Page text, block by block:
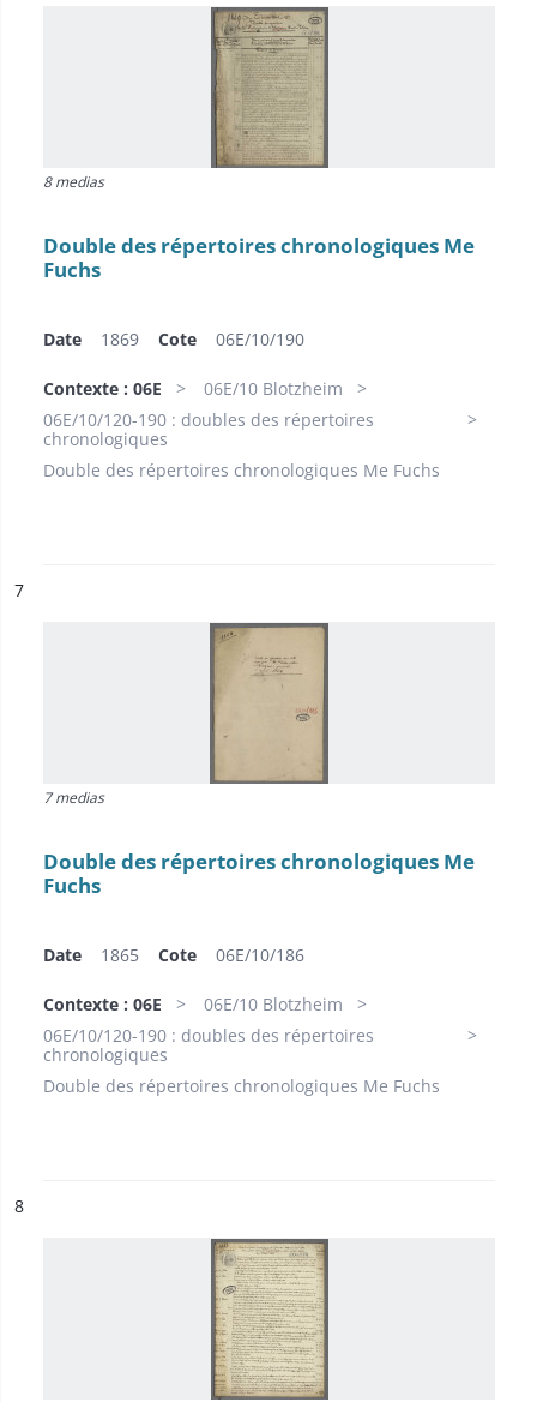
8 medias
Double des répertoires chronologiques Me
Fuchs
Date 1869 Cote 06E/10/190
Contexte : 06E
06E/10 Blotzheim
06E/10/120-190 : doubles des répertoires
chronologiques
Double des répertoires chronologiques Me Fuchs
n°
7
7 medias
Double des répertoires chronologiques Me
Fuchs
Date 1865 Cote 06E/10/186
Contexte : 06E
06E/10 Blotzheim
06E/10/120-190 : doubles des répertoires
chronologiques
Double des répertoires chronologiques Me Fuchs
n°
8